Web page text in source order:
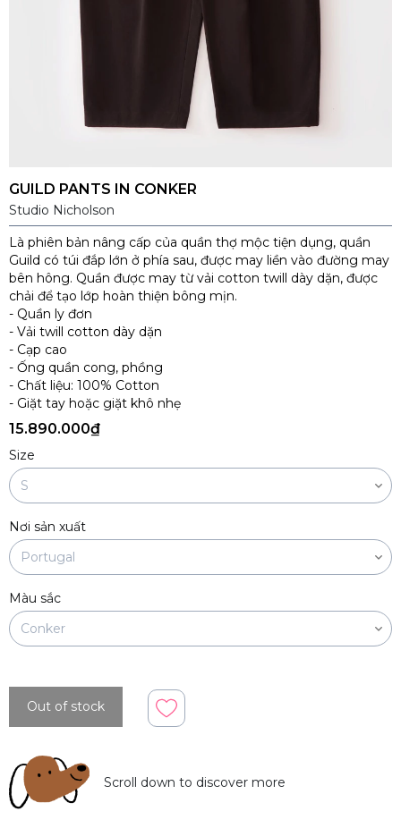
GUILD PANTS IN CONKER
Studio Nicholson
Là phiên bản nâng cấp của quần thợ mộc tiện dụng, quần
Guild có túi đắp lớn ở phía sau, được may liền vào đường may
bên hông. Quần được may từ vải cotton twill dày dặn, được
chải để tạo lớp hoàn thiện bông mịn.
- Quần ly đơn
- Vải twill cotton dày dặn
- Cạp cao
- Ống quần cong, phồng
- Chất liệu: 100% Cotton
- Giặt tay hoặc giặt khô nhẹ
15.890.000₫
Size
Nơi sản xuất
Màu sắc
Out of stock
Scroll down to discover more